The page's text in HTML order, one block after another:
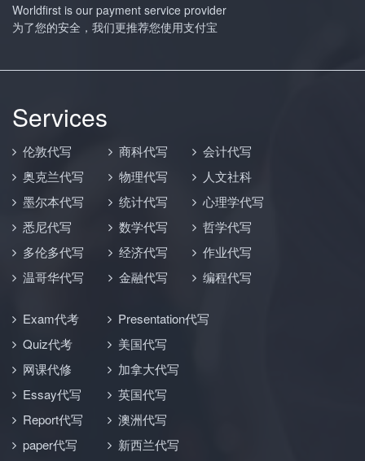
Worldfirst is our payment service provider
为了您的安全，我们更推荐您使用支付宝
Services
伦敦代写
奥克兰代写
墨尔本代写
悉尼代写
多伦多代写
温哥华代写
商科代写
物理代写
统计代写
数学代写
经济代写
金融代写
会计代写
人文社科
心理学代写
哲学代写
作业代写
编程代写
Exam代考
Quiz代考
网课代修
Essay代写
Report代写
paper代写
Presentation代写
美国代写
加拿大代写
英国代写
澳洲代写
新西兰代写